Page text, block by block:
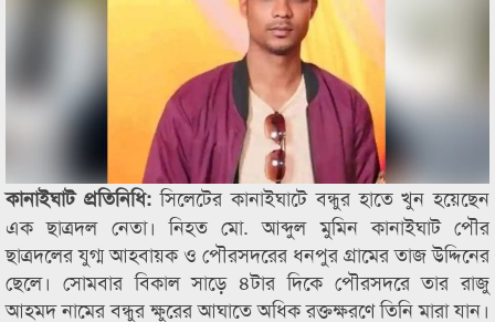
কানাইঘাট প্রতিনিধি: সিলেটের কানাইঘাটে বন্ধুর হাতে খুন হয়েছেন
এক ছাত্রদল নেতা। নিহত মো. আব্দুল মুমিন কানাইঘাট পৌর
ছাত্রদলের যুগ্ম আহবায়ক ও পৌরসদরের ধনপুর গ্রামের তাজ উদ্দিনের
ছেলে। সোমবার বিকাল সাড়ে ৪টার দিকে পৌরসদরে তার রাজু
আহমদ নামের বন্ধুর ক্ষুরের আঘাতে অধিক রক্তক্ষরণে তিনি মারা যান।